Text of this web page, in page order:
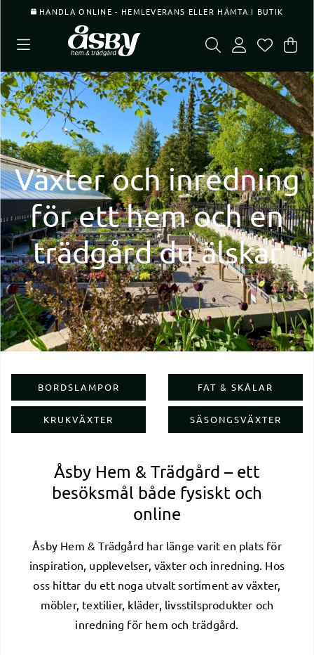
HANDLA ONLINE - HEMLEVERANS ELLER HÄMTA I BUTIK
.
Växter och inredning
för ett hem och en
trädgård du älskar
BORDSLAMPOR FAT & SKÅLAR
KRUKVÄXTER SÄSONGSVÄXTER
Åsby Hem & Trädgård – ett
besöksmål både fysiskt och
online
Åsby Hem & Trädgård har länge varit en plats för
inspiration, upplevelser, växter och inredning. Hos
oss hittar du ett noga utvalt sortiment av växter,
möbler, textilier, kläder, livsstilsprodukter och
inredning för hem och trädgård.